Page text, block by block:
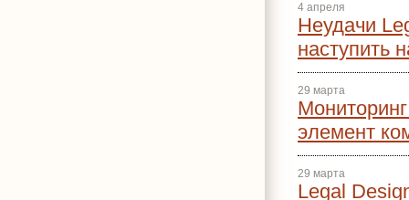
4 апреля
Неудачи
наступить
29 марта
элемент
29 марта
Legal